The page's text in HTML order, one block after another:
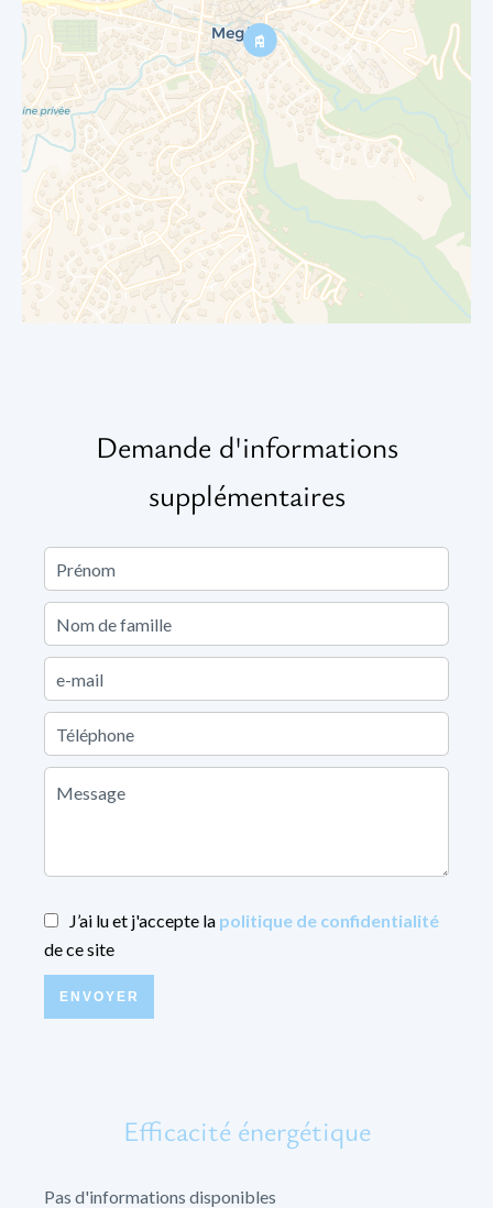
Demande d'informations
supplémentaires
J’ai lu et j'accepte la politique de confidentialité
de ce site
ENVOYER
Efficacité énergétique
Pas d'informations disponibles